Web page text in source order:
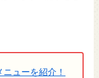
ューを紹介！